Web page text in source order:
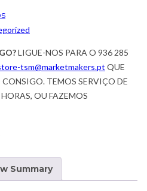
LIGUE-NOS PARA O 936 285
tsm@marketmakers.pt QUE
TEMOS SERVIÇO DE
OU FAZEMOS
Summary